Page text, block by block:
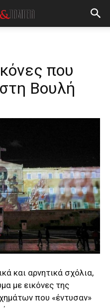
που
Βουλή
και αρνητικά σχόλια,
με εικόνες της
που «έντυσαν»